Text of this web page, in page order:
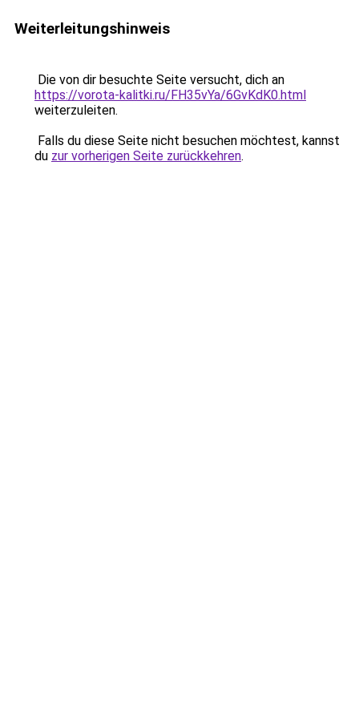
Weiterleitungshinweis
Die von dir besuchte Seite versucht, dich an
https://vorota-kalitki.ru/FH35vYa/6GvKdK0.html
weiterzuleiten.
Falls du diese Seite nicht besuchen möchtest, kannst
du zur vorherigen Seite zurückkehren.